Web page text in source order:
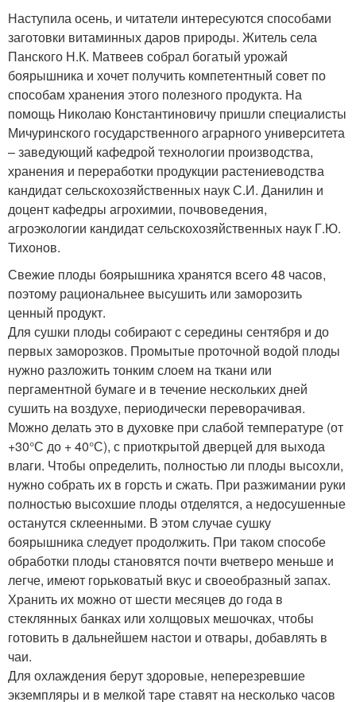
Наступила осень, и читатели интересуются способами
заготовки витаминных даров природы. Житель села
Панского Н.К. Матвеев собрал богатый урожай
боярышника и хочет получить компетентный совет по
способам хранения этого полезного продукта. На
помощь Николаю Константиновичу пришли специалисты
Мичуринского государственного аграрного университета
– заведующий кафедрой технологии производства,
хранения и переработки продукции растениеводства
кандидат сельскохозяйственных наук С.И. Данилин и
доцент кафедры агрохимии, почвоведения,
агроэкологии кандидат сельскохозяйственных наук Г.Ю.
Тихонов.
Свежие плоды боярышника хранятся всего 48 часов,
поэтому рациональнее высушить или заморозить
ценный продукт.
Для сушки плоды собирают с середины сентября и до
первых заморозков. Промытые проточной водой плоды
нужно разложить тонким слоем на ткани или
пергаментной бумаге и в течение нескольких дней
сушить на воздухе, периодически переворачивая.
Можно делать это в духовке при слабой температуре (от
+30°С до + 40°С), с приоткрытой дверцей для выхода
влаги. Чтобы определить, полностью ли плоды высохли,
нужно собрать их в горсть и сжать. При разжимании руки
полностью высохшие плоды отделятся, а недосушенные
останутся склеенными. В этом случае сушку
боярышника следует продолжить. При таком способе
обработки плоды становятся почти вчетверо меньше и
легче, имеют горьковатый вкус и своеобразный запах.
Хранить их можно от шести месяцев до года в
стеклянных банках или холщовых мешочках, чтобы
готовить в дальнейшем настои и отвары, добавлять в
чаи.
Для охлаждения берут здоровые, неперезревшие
экземпляры и в мелкой таре ставят на несколько часов